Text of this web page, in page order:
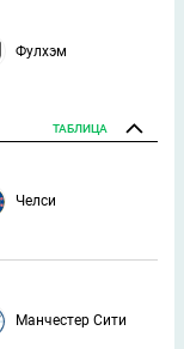
Фулхэм
ТАБЛИЦА
Челси
Манчестер Сити